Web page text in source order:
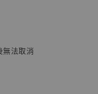
可動蒐藏人偶 讓
無法取消